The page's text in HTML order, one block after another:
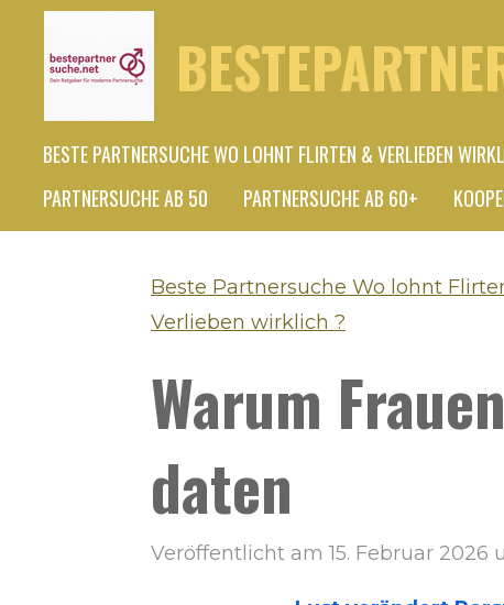
Hauptinhalt
BESTE PARTNERSUCHE WO LOHNT FLIRTEN & VERLIEBEN
PARTNERSUCHE AB 50
PARTNERSUCHE AB 60+
Beste Partnersuche Wo lohnt
Verlieben wirklich ?
Warum
daten
Veröffentlicht am 15. Februar 2026